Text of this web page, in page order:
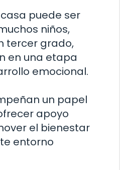
puede ser
niños,
tercer grado,
en una etapa
emocional.
un papel
apoyo
el bienestar
entorno